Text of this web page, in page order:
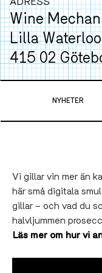
Vi gillar vin mer än
här små digitala
gillar – och vad du
halvljummen
Läs mer om hur vi
NYHETER
VÅRA VINER
BLI FATÄGARE
VINPROVNING &
Wine
Lilla
415 02
hoppa av vid
SOCIAL
INSTA,FB